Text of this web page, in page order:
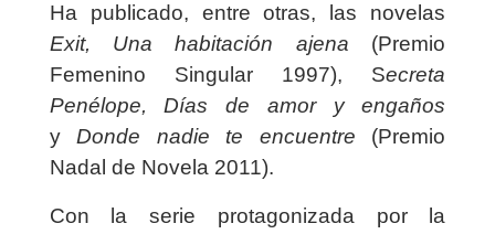
Ha publicado, entre otras, las novelas
Exit, Una habitación ajena (Premio
Femenino Singular 1997), Secreta
Penélope, Días de amor y engaños
yDonde nadie te encuentre (Premio
Nadal de Novela 2011).
Con la serie protagonizada por la